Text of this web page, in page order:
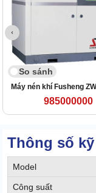
So sánh
Máy nén khí Fusheng
985000000
Thông số
Model
Công suất